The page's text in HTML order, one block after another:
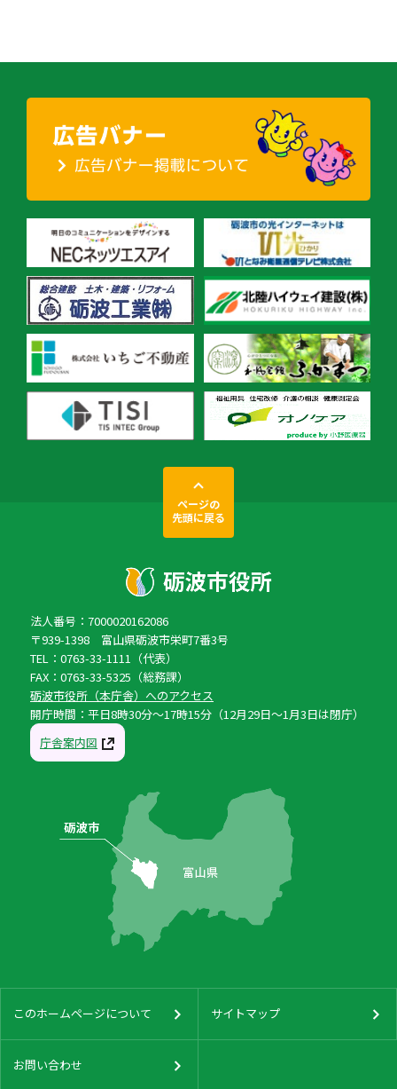
ページの
先頭に戻る
法人番号：7000020162086
〒939-1398 富山県砺波市栄町7番3号
TEL：0763-33-1111（代表）
FAX：0763-33-5325（総務課）
砺波市役所（本庁舎）へのアクセス
開庁時間：平日8時30分〜17時15分（12月29日〜1月3日は閉庁）
庁舎案内図
このホームページについて サイトマップ
お問い合わせ